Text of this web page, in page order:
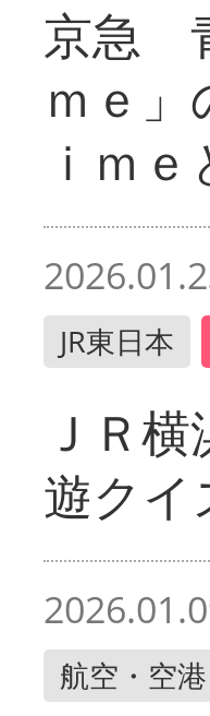
京急
ｍｅ
ｉｍ
JR東日本
ＪＲ
遊クイ
航空・空港